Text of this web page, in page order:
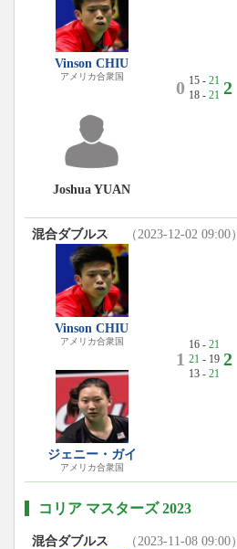
Vinson CHIU
アメリカ合衆国
Joshua YUAN
0 15 - 21
18 - 21 2
混合ダブルス （2023-12-02 09:00）
Vinson CHIU
アメリカ合衆国
ジェニー・ガイ
アメリカ合衆国
1
16 - 21
21 - 19
13 - 21
2
コリア マスターズ 2023
混合ダブルス （2023-11-08 09:00）